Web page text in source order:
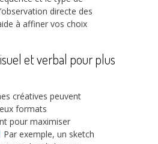
directe des
à affiner vos choix
et verbal pour plus
créatives peuvent
formats
pour maximiser
Par exemple, un sketch